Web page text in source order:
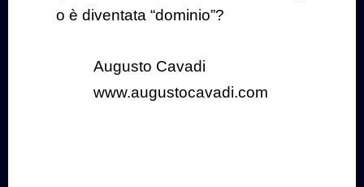
o è diventata “dominio”?
Augusto Cavadi
www.augustocavadi.com